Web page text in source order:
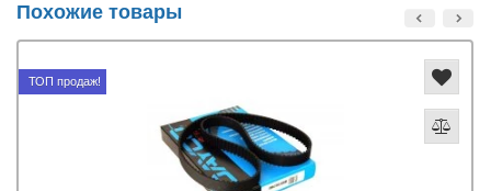
Похожие товары
ТОП продаж!